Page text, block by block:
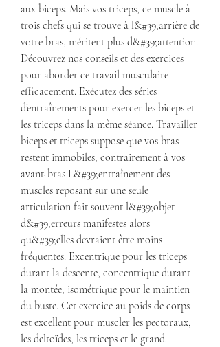
aux biceps. Mais vos triceps, ce muscle à
trois chefs qui se trouve à l&#39;arrière de
votre bras, méritent plus d&#39;attention.
Découvrez nos conseils et des exercices
pour aborder ce travail musculaire
efficacement. Exécutez des séries
d’entraînements pour exercer les biceps et
les triceps dans la même séance. Travailler
biceps et triceps suppose que vos bras
restent immobiles, contrairement à vos
avant-bras L&#39;entraînement des
muscles reposant sur une seule
articulation fait souvent l&#39;objet
d&#39;erreurs manifestes alors
qu&#39;elles devraient être moins
fréquentes. Excentrique pour les triceps
durant la descente, concentrique durant
la montée; isométrique pour le maintien
du buste. Cet exercice au poids de corps
est excellent pour muscler les pectoraux,
les deltoïdes, les triceps et le grand